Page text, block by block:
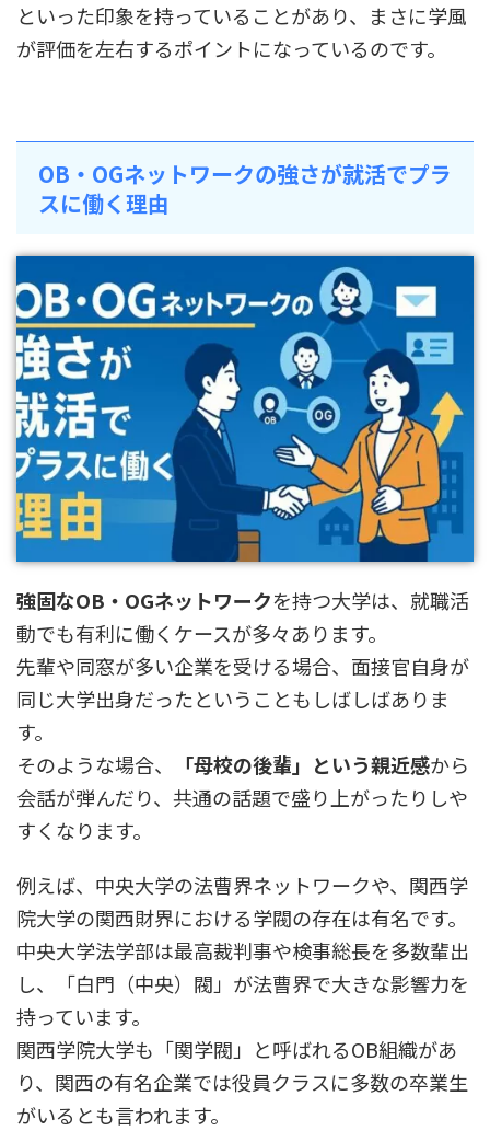
といった印象を持っていることがあり、まさに学風
が評価を左右するポイントになっているのです。
OB・OGネットワークの強さが就活でプラ
スに働く理由
強固なOB・OGネットワークを持つ大学は、就職活
動でも有利に働くケースが多々あります。
先輩や同窓が多い企業を受ける場合、面接官自身が
同じ大学出身だったということもしばしばありま
す。
そのような場合、
「母校の後輩」という親近感から
会話が弾んだり、共通の話題で盛り上がったりしや
すくなります。
例えば、中央大学の法曹界ネットワークや、関西学
院大学の関西財界における学閥の存在は有名です。
中央大学法学部は最高裁判事や検事総長を多数輩出
し、「白門（中央）閥」が法曹界で大きな影響力を
持っています。
関西学院大学も「関学閥」と呼ばれるOB組織があ
り、関西の有名企業では役員クラスに多数の卒業生
がいるとも言われます。